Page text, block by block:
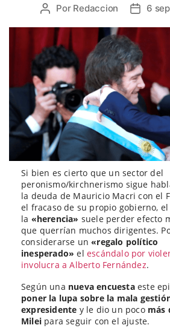
Autor
entrada
Por Redaccion
Fecha
la
entrada
6
Si bien es cierto que un sector del
peronismo/kirchnerismo sigue
la deuda de Mauricio Macri con el
el fracaso de su propio gobierno,
la «herencia» suele perder efecto
que querrían muchos dirigentes.
considerarse un«regalo político
inesperado» elescándalo por
involucra a Alberto Fernández.
Según una nueva encuestaeste
poner la lupa sobre la mala
expresidente y le dio un poco más
Milei para seguir con el ajuste.